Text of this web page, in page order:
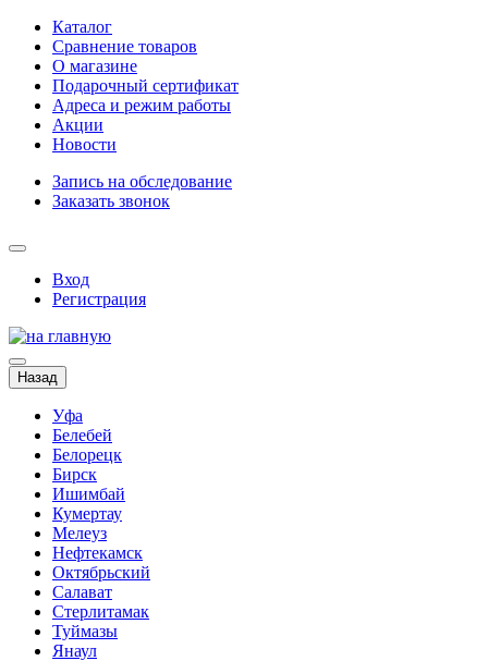
Каталог
Сравнение товаров
О магазине
Подарочный сертификат
Адреса и режим работы
Акции
Новости
Запись на обследование
Заказать звонок
Вход
Регистрация
Назад
Уфа
Белебей
Белорецк
Бирск
Ишимбай
Кумертау
Мелеуз
Нефтекамск
Октябрьский
Салават
Стерлитамак
Туймазы
Янаул